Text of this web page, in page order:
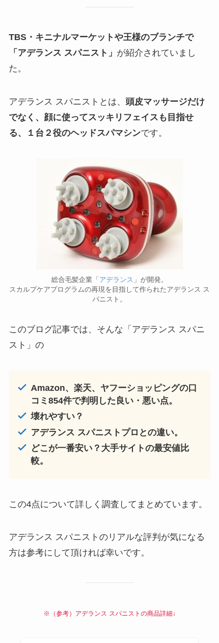
TBS・キニナルマーケットや王様のブランチで
「アデランス スパニスト」 が紹介されていまし
た。
アデランス スパニストとは、 頭皮マッサージだけ
でなく、顔に使ってスッキリフェイスも目指せ
る、１台２役のヘッドスパマシンです。
総合毛髪企業「 アデランス 」が開発。
スカルプケアプログラムの再現を目指して作られたアデランス ス
パニスト。
このブログ記事では、そんな「アデランス スパニ
スト」の
Amazon、楽天、ヤフーショッピングの口
コミ854件で判明した良い・悪い点。
壊れやすい？
アデランス スパニストプロとの違い。
どこが一番安い？大手サイトの最安値比
較。
この4点について詳しく調査してまとめています。
アデランス スパニストのリアルな評判が気になる
方は参考にして頂ければ幸いです。
※（参考）アデランス スパニストの商品詳細↓